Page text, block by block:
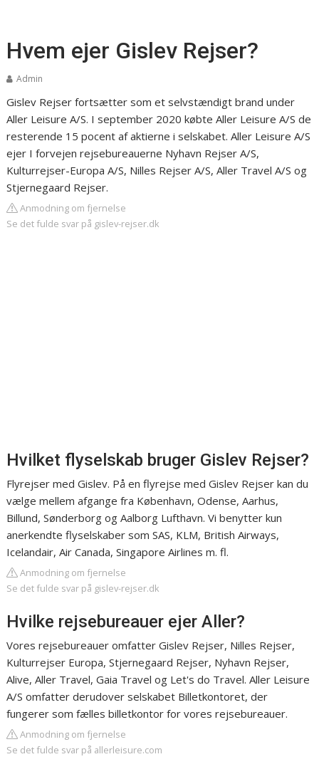
Hvem ejer Gislev Rejser?
Admin
Gislev Rejser fortsætter som et selvstændigt brand under
Aller Leisure A/S. I september 2020 købte Aller Leisure A/S de
resterende 15 pocent af aktierne i selskabet. Aller Leisure A/S
ejer I forvejen rejsebureauerne Nyhavn Rejser A/S,
Kulturrejser-Europa A/S, Nilles Rejser A/S, Aller Travel A/S og
Stjernegaard Rejser.
Anmodning om fjernelse
Se det fulde svar på gislev-rejser.dk
Hvilket flyselskab bruger Gislev Rejser?
Flyrejser med Gislev. På en flyrejse med Gislev Rejser kan du
vælge mellem afgange fra København, Odense, Aarhus,
Billund, Sønderborg og Aalborg Lufthavn. Vi benytter kun
anerkendte flyselskaber som SAS, KLM, British Airways,
Icelandair, Air Canada, Singapore Airlines m. fl.
Anmodning om fjernelse
Se det fulde svar på gislev-rejser.dk
Hvilke rejsebureauer ejer Aller?
Vores rejsebureauer omfatter Gislev Rejser, Nilles Rejser,
Kulturrejser Europa, Stjernegaard Rejser, Nyhavn Rejser,
Alive, Aller Travel, Gaia Travel og Let's do Travel. Aller Leisure
A/S omfatter derudover selskabet Billetkontoret, der
fungerer som fælles billetkontor for vores rejsebureauer.
Anmodning om fjernelse
Se det fulde svar på allerleisure.com